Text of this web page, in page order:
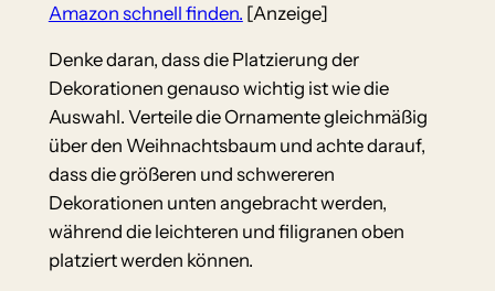
Amazon schnell finden. [Anzeige]
Denke daran, dass die Platzierung der
Dekorationen genauso wichtig ist wie die
Auswahl. Verteile die Ornamente gleichmäßig
über den Weihnachtsbaum und achte darauf,
dass die größeren und schwereren
Dekorationen unten angebracht werden,
während die leichteren und filigranen oben
platziert werden können.